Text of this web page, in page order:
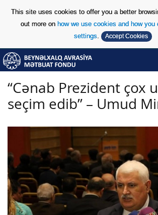
This site uses cookies to offer you a better
out more on how we use cookies and how you
settings. Accept Cookies
Skip to Content
Skip to Content
“Cənab Prezident çox
seçim edib” – Umud